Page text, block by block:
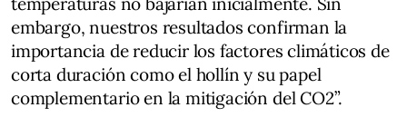
embargo, nuestros resultados confirman la
importancia de reducir los factores climáticos de
corta duración como el hollín y su papel
complementario en la mitigación del CO2”.